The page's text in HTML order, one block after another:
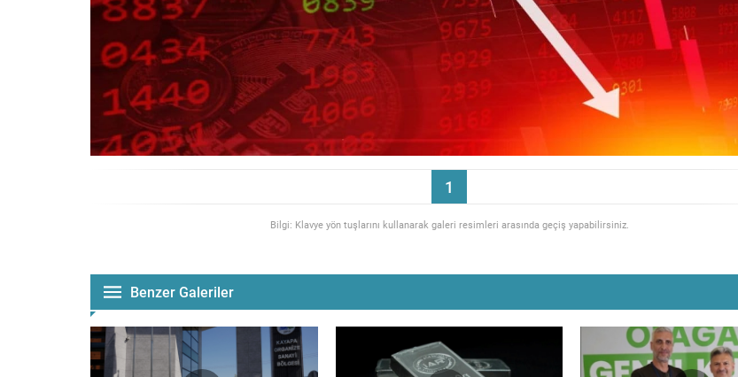
1
Bilgi: Klavye yön tuşlarını kullanarak galeri resimleri arasında geçiş yapabilirsiniz.
Benzer Galeriler